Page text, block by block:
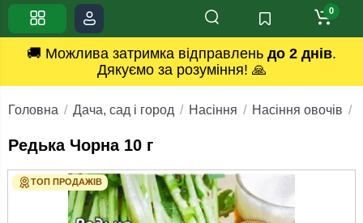
🚚 Можлива затримка відправлень до 2 днів.
Дякуємо за розуміння! 🙏
0
Головна Дача, сад і город Насіння Насіння овочів
Редька Чорна 10 г
ТОП ПРОДАЖІВ